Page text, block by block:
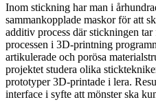
Inom stickning har man i
sammankopplade maskor för att
additiv process där stickningen
processen i 3D-printning
artikulerade och porösa
projektet studera olika
prototyper 3D-printade i lera.
interface i syfte att mönster ska